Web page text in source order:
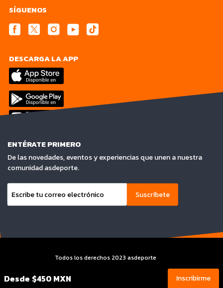
Desde $450 MXN Inscribirme
SÍGUENOS
DESCARGA LA APP
ENTÉRATE PRIMERO
De las novedades, eventos y experiencias que unen a nuestra
comunidad asdeporte.
Suscríbete
Todos los derechos 2023 asdeporte
Terminos y condiciones y Aviso de privacidad